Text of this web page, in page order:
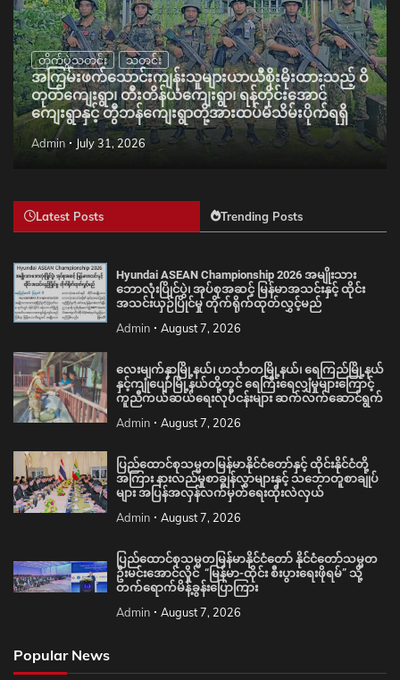
တိုက်ပွဲသတင်း သတင်း
အကြမ်းဖက်သောင်းကျန်းသူများယာယီစိုးမိုးထားသည့် ဝိ
တုတ်ကျေးရွာ၊ တီးတိန်ယံကျေးရွာ၊ ရန်တိုင်းအောင်
ကျေးရွာနှင့် တွီဘန်ကျေးရွာတို့အားထပ်မံသိမ်းပိုက်ရရှိ
Admin July 31, 2026
Latest Posts Trending Posts
Hyundai ASEAN Championship 2026 အမျိုးသား
ဘောလုံးပြိုင်ပွဲ၊ အုပ်စုအဆင့် မြန်မာအသင်းနှင့် ထိုင်း
အသင်းယှဉ်ပြိုင်မှု တိုက်ရိုက်ထုတ်လွှင့်မည်
Admin August 7, 2026
လေးမျက်နှာမြို့နယ်၊ ဟင်္သာတမြို့နယ်၊ ရေကြည်မြို့နယ်
နှင့်ကျုံပျော်မြို့နယ်တို့တွင် ရေကြီးရေလျှံမှုများကြောင့်
ကူညီကယ်ဆယ်ရေးလုပ်ငန်းများ ဆက်လက်ဆောင်ရွက်
Admin August 7, 2026
ပြည်ထောင်စုသမ္မတမြန်မာနိုင်ငံတော်နှင့် ထိုင်းနိုင်ငံတို့
အကြား နားလည်မှုစာချွန်လွှာများနှင့် သဘောတူစာချုပ်
များ အပြန်အလှန်လက်မှတ်ရေးထိုးလဲလှယ်
Admin August 7, 2026
ပြည်ထောင်စုသမ္မတမြန်မာနိုင်ငံတော် နိုင်ငံတော်သမ္မတ
ဦးမင်းအောင်လှိုင် “မြန်မာ-ထိုင်း စီးပွားရေးဖိုရမ်” သို့
တက်ရောက်မိန့်ခွန်းပြောကြား
Admin August 7, 2026
Popular News